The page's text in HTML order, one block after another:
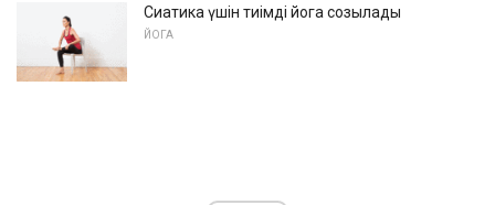
Сиатика үшін тиімді йога созылады
ЙОГА